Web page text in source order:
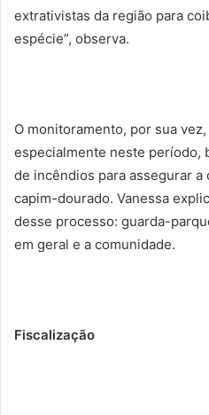
extrativistas da região para
espécie”, observa.
O monitoramento, por sua
especialmente neste período,
de incêndios para assegurar a
capim-dourado. Vanessa
desse processo: guarda-
em geral e a comunidade.
Fiscalização